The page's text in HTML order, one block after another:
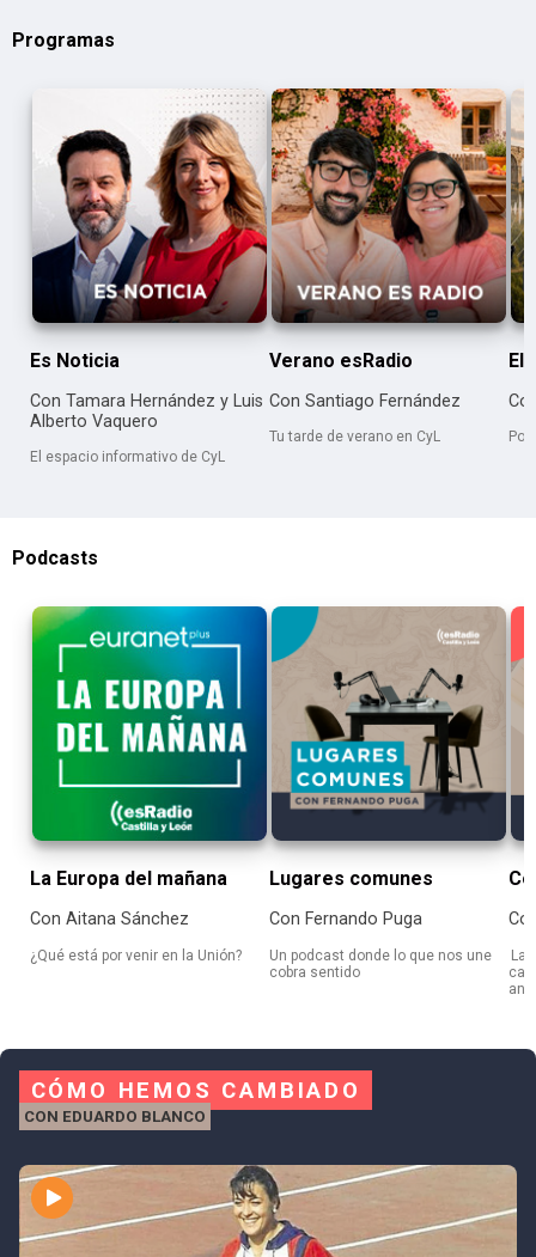
Programas
Es Noticia
Con Tamara Hernández y Luis
Alberto Vaquero
El espacio informativo de CyL
Verano esRadio
Con Santiago Fernández
Tu tarde de verano en CyL
El
Podcasts
La Europa del mañana
Con Aitana Sánchez
¿Qué está por venir en la Unión?
Lugares comunes
Con Fernando Puga
Un podcast donde lo que nos une
cobra sentido
CÓMO HEMOS CAMBIADO
CON EDUARDO BLANCO